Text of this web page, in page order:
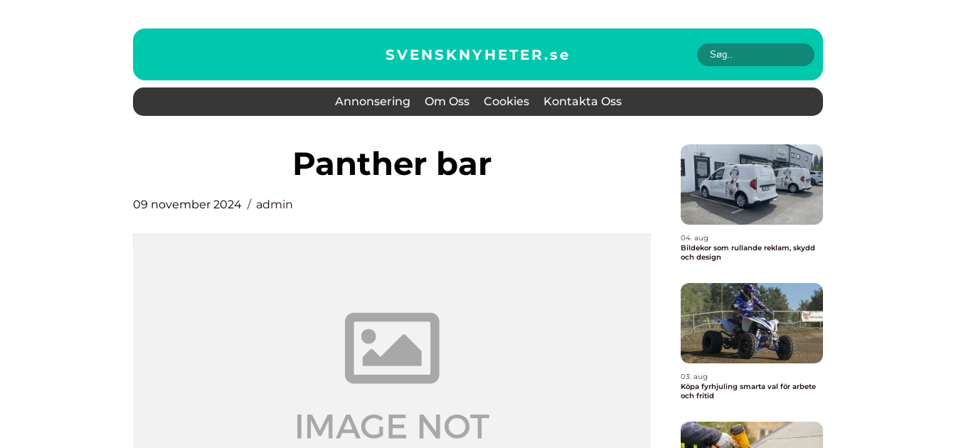
SVENSKNYHETER.se
Annonsering Om Oss Cookies Kontakta Oss
Panther bar
09 november 2024 admin
04. aug
Bildekor som rullande reklam, skydd
och design
03. aug
Köpa fyrhjuling smarta val för arbete
och fritid